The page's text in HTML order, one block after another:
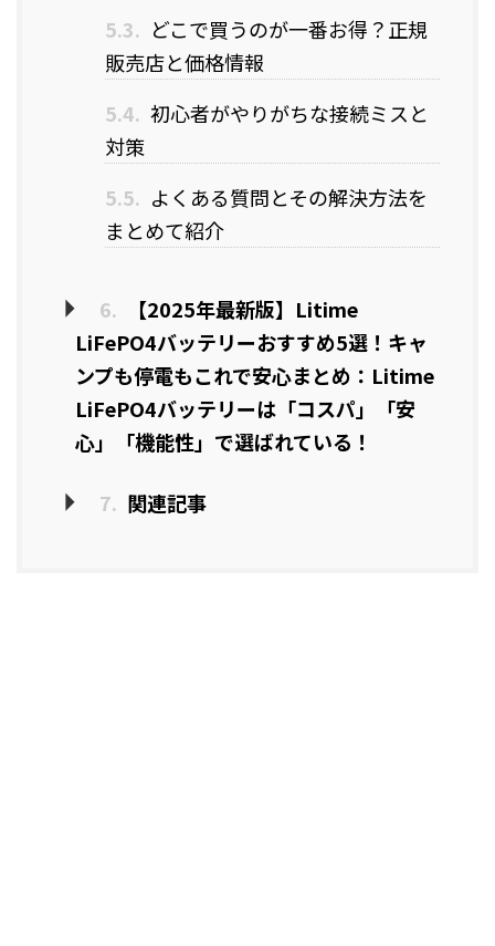
5.3. どこで買うのが一番お得？正規
販売店と価格情報
5.4. 初心者がやりがちな接続ミスと
対策
5.5. よくある質問とその解決方法を
まとめて紹介
6.
【2025年最新版】Litime
LiFePO4バッテリーおすすめ5選！キャ
ンプも停電もこれで安心まとめ：Litime
LiFePO4バッテリーは「コスパ」「安
心」「機能性」で選ばれている！
7. 関連記事